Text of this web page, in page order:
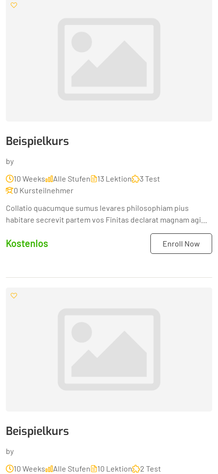
Beispielkurs
by
10 Weeks
Alle Stufen 13 Lektion
3 Test
0 Kursteilnehmer
Collatio quacumque sumus levares philosophiam pius
habitare secrevit partem vos Finitas declarat magnam agi
Kostenlos Enroll Now
Beispielkurs
by
10 Weeks
Alle Stufen 10 Lektion
2 Test